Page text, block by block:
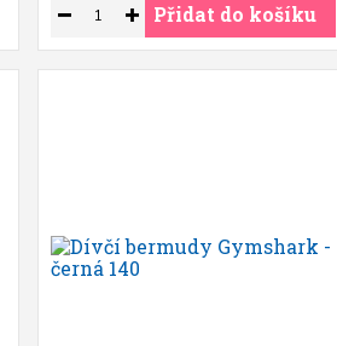
Přidat do košíku